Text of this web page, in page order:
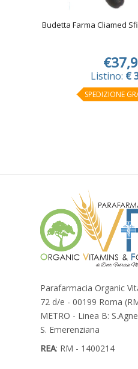
Budetta Farma Cliamed
Listino: €
SPEDIZIONE
Parafarmacia Organic
72 d/e - 00199 Roma
METRO - Linea B:
S. Emerenziana
REA: RM - 1400214